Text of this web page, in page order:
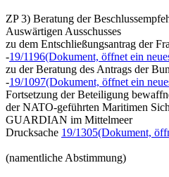
ZP 3) Beratung der
Auswärtigen Ausschusses
zu dem Entschließungsantrag der
-19/1196(Dokument, öffnet ein
zu der Beratung des Antrags der
-19/1097(Dokument, öffnet ein
Fortsetzung der Beteiligung
der NATO-geführten Maritimen
GUARDIAN im Mittelmeer
Drucksache 19/1305(Dokument,
(namentliche Abstimmung)